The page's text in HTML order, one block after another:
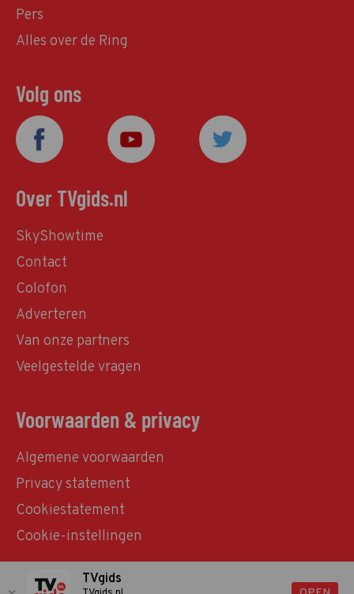
Pers
Alles over de Ring
Volg ons
Over TVgids.nl
SkyShowtime
Contact
Colofon
Adverteren
Van onze partners
Veelgestelde vragen
Voorwaarden & privacy
Algemene voorwaarden
Privacy statement
Cookiestatement
Cookie-instellingen
© TVgids.nl 2026 - All rights reserved. No text and
TVgids